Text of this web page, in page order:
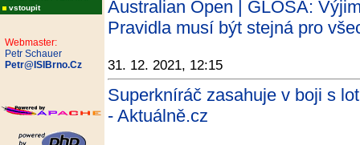
vstoupit
Webmaster:
Petr Schauer
Petr@ISIBrno.Cz
Australian Open | GLOSA:
Pravidla musí být stejná pro
31. 12. 2021, 12:15
Superkníráč zasahuje v boji s
- Aktuálně.cz